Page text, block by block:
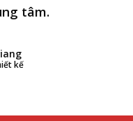
tâm.
kế